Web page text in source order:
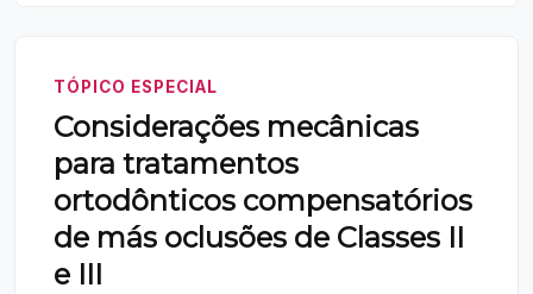
TÓPICO ESPECIAL
Considerações mecânicas
para tratamentos
ortodônticos compensatórios
de más oclusões de Classes II
e III